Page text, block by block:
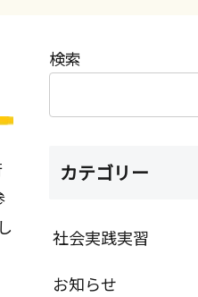
検索
カテゴリー
社会実践実習
お知らせ